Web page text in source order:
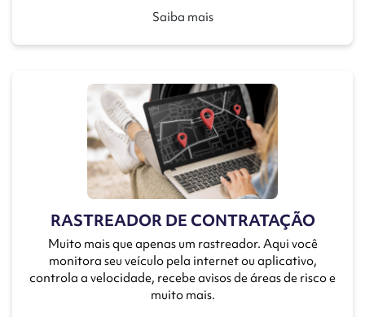
Saiba mais
RASTREADOR DE CONTRATAÇÃO
Muito mais que apenas um rastreador. Aqui você
monitora seu veículo pela internet ou aplicativo,
controla a velocidade, recebe avisos de áreas de risco e
muito mais.